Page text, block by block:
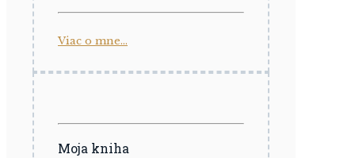
Viac o mne...
Moja kniha